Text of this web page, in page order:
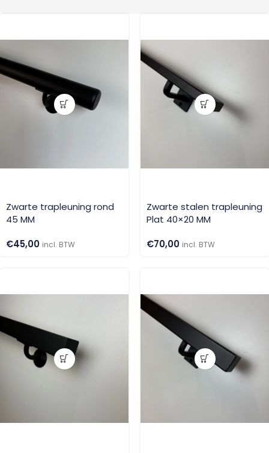
Zwarte trapleuning rond
45 MM
€45,00 incl. BTW
Zwarte stalen trapleuning
Plat 40×20 MM
€70,00 incl. BTW